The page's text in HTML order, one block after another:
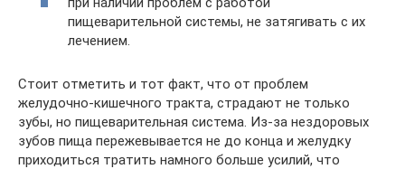
пищеварительной системы, не затягивать с их
лечением.
Стоит отметить и тот факт, что от проблем
желудочно-кишечного тракта, страдают не только
зубы, но пищеварительная система. Из-за нездоровых
зубов пища пережевывается не до конца и желудку
приходиться тратить намного больше усилий, что